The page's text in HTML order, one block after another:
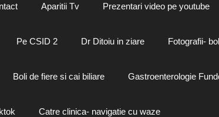
Aparitii Tv Prezentari video pe youtube
Pe CSID 2 Dr Ditoiu in ziare Fotografii-
Boli de fiere si cai biliare Gastroenterologie
Catre clinica- navigatie cu waze